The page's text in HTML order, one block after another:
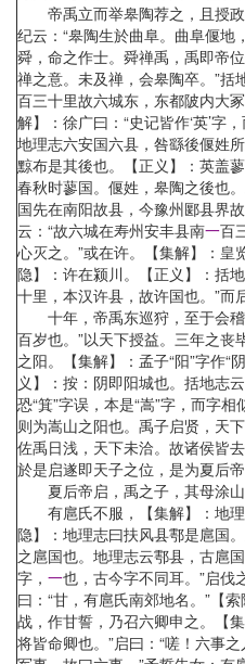
帝禹立而举皋陶荐之，且授政
纪云：“皋陶生於曲阜。曲阜偃
舜，命之作士。舜禅禹，禹即帝
禅之意。未及禅，会皋陶卒。”括
百三十里故六城东，东都陂内大
解】：徐广曰：“史记皆作‘英’字
地理志六安国六县，咎繇後偃姓
黥布是其後也。【正义】：英盖
春秋时蓼国。偃姓，皋陶之後也
国先在南阳故县，今豫州郾县界
云：“故六城在寿州安丰县南一百
心灭之。”或在许。【集解】：皇
隐】：许在颍川。【正义】：括
十里，本汉许县，故许国也。”而
十年，帝禹东巡狩，至于会稽
百岁也。”以天下授益。三年之丧
之阳。【集解】：孟子“阳”字作“
义】：按：阴即阳城也。括地志
恐“箕”字误，本是“嵩”字，而字
则为嵩山之阳也。禹子启贤，天
佐禹日浅，天下未洽。故诸侯皆
於是启遂即天子之位，是为夏后帝
夏后帝启，禹之子，其母涂山
有扈氏不服，【集解】：地理
隐】：地理志曰扶风县鄠是扈国
之扈国也。地理志云鄠县，古扈
字， 一也，古今字不同耳。”启伐
曰：“甘，有扈氏南郊地名。”【
战，作甘誓，乃召六卿申之。【
将皆命卿也。”启曰：“嗟！六事